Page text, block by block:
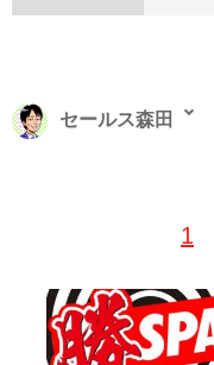
1
セールス森田
経て、現在は日刊SPA！
の軽さがセールスポイント
X（旧Twitter）